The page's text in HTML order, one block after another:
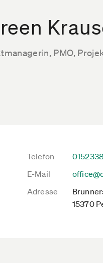
PMO,
Telefon
E-Mail
Adresse
15370